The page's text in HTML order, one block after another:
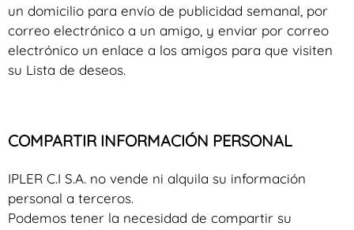
un domicilio para envío de publicidad semanal, por
correo electrónico a un amigo, y enviar por correo
electrónico un enlace a los amigos para que visiten
su Lista de deseos.
COMPARTIR INFORMACIÓN PERSONAL
IPLER C.I S.A. no vende ni alquila su información
personal a terceros.
Podemos tener la necesidad de compartir su